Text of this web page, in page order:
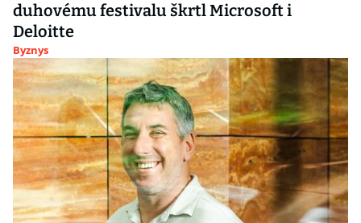
duhovému festivalu škrtl Microsoft i
Deloitte
Byznys